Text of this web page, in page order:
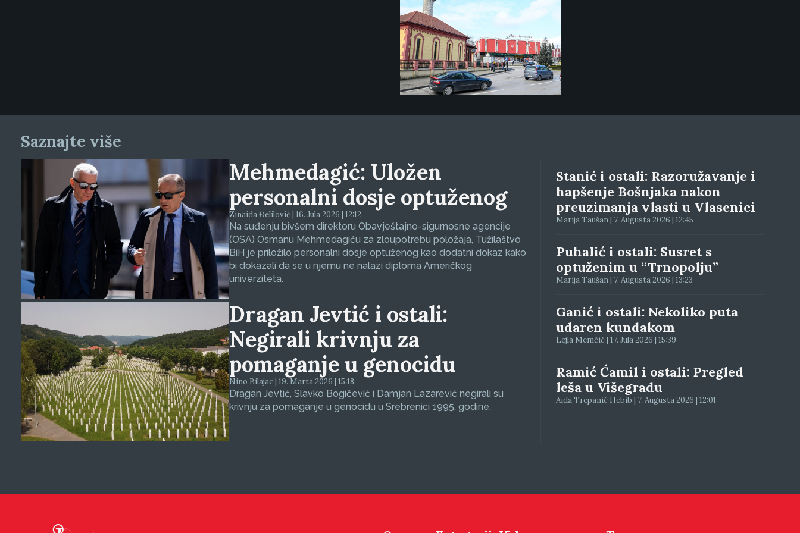
Saznajte više
Mehmedagić: Uložen
personalni dosje optuženog
Zinaida Đelilović | 16. Jula 2026 | 12:12
Na suđenju bivšem direktoru Obavještajno-sigurnosne agencije
(OSA) Osmanu Mehmedagiću za zloupotrebu položaja, Tužilaštvo
BiH je priložilo personalni dosje optuženog kao dodatni dokaz kako
bi dokazali da se u njemu ne nalazi diploma Američkog
univerziteta.
Dragan Jevtić i ostali:
Negirali krivnju za
pomaganje u genocidu
Nino Bilajac | 19. Marta 2026 | 15:18
Dragan Jevtić, Slavko Bogičević i Damjan Lazarević negirali su
krivnju za pomaganje u genocidu u Srebrenici 1995. godine.
Stanić i ostali: Razoružavanje i
hapšenje Bošnjaka nakon
preuzimanja vlasti u Vlasenici
Marija Taušan | 7. Augusta 2026 | 12:45
Puhalić i ostali: Susret s
optuženim u “Trnopolju”
Marija Taušan | 7. Augusta 2026 | 13:23
Ganić i ostali: Nekoliko puta
udaren kundakom
Lejla Memčić | 17. Jula 2026 | 15:39
Ramić Ćamil i ostali: Pregled
leša u Višegradu
Aida Trepanić Hebib | 7. Augusta 2026 | 12:01